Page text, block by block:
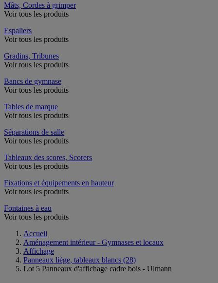
Mâts, Cordes à grimper
Voir tous les produits
Espaliers
Voir tous les produits
Gradins, Tribunes
Voir tous les produits
Bancs de gymnase
Voir tous les produits
Tables de marque
Voir tous les produits
Séparations de salle
Voir tous les produits
Tableaux des scores, Scorers
Voir tous les produits
Fixations et équipements en hauteur
Voir tous les produits
Fontaines à eau
Voir tous les produits
Accueil
Aménagement intérieur - Gymnases et locaux
Affichage
Panneaux liège, tableaux blancs (28)
Lot 5 Panneaux d'affichage cadre bois - Ulmann